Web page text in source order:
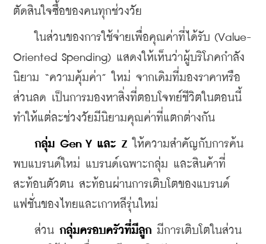
ตัดสินใจซื้อของคนทุกช่วงวัย
ในส่วนของการใช้จ่ายเพื่อคุณค่าที่ได้รับ (Value-
Oriented Spending) แสดงให้เห็นว่าผู้บริโภคกำลัง
นิยาม “ความคุ้มค่า” ใหม่ จากเดิมที่มองราคาหรือ
ส่วนลด เป็นการมองหาสิ่งที่ตอบโจทย์ชีวิตในตอนนี้
ทำให้แต่ละช่วงวัยมีนิยามคุณค่าที่แตกต่างกัน
กลุ่ม Gen Y และ Z ให้ความสำคัญกับการค้น
พบแบรนด์ใหม่ แบรนด์เฉพาะกลุ่ม และสินค้าที่
สะท้อนตัวตน สะท้อนผ่านการเติบโตของแบรนด์
แฟชั่นของไทยและเกาหลีรุ่นใหม่
ส่วน กลุ่มครอบครัวที่มีลูก มีการเติบโตในส่วน